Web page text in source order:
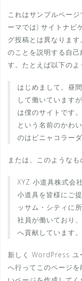
これはサンプルペー
ーマでは) サイトナビ
グ投稿とは異なりま
のことを説明する自
す。たとえば以下のよ
はじめまして。昼
して働いています
は僕のサイトです
という名前のかわ
のはピニャコラー
または、このようなも
XYZ 小道具株式会
小道具を皆様にご
ッサム・シティに
社員が働いており
へ貢献しています。
新しく WordPress ユ
へ行ってこのページ